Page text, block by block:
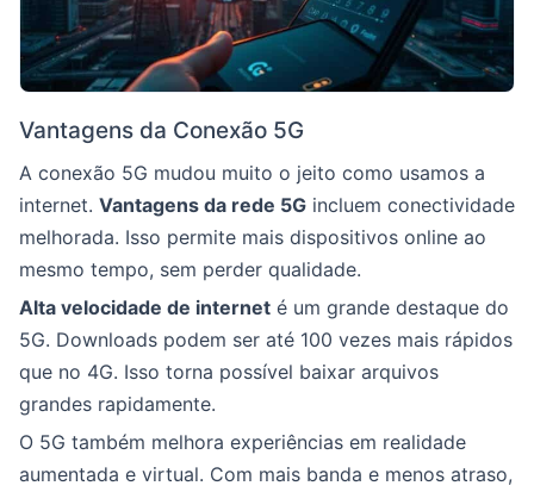
Vantagens da Conexão 5G
A conexão 5G mudou muito o jeito como usamos a
internet. Vantagens da rede 5G incluem conectividade
melhorada. Isso permite mais dispositivos online ao
mesmo tempo, sem perder qualidade.
Alta velocidade de internet é um grande destaque do
5G. Downloads podem ser até 100 vezes mais rápidos
que no 4G. Isso torna possível baixar arquivos
grandes rapidamente.
O 5G também melhora experiências em realidade
aumentada e virtual. Com mais banda e menos atraso,